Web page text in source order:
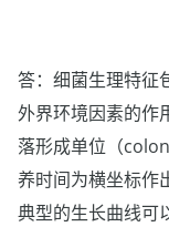
答：细菌生理特征
外界环境因素的
落形成单位（
养时间为横坐标作
典型的生长曲线可